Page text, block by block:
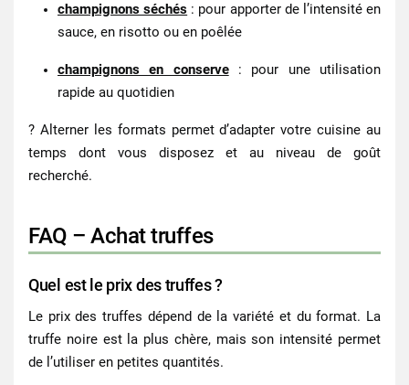
champignons séchés : pour apporter de l’intensité en
sauce, en risotto ou en poêlée
champignons en conserve: pour une utilisation
rapide au quotidien
? Alterner les formats permet d’adapter votre cuisine au
temps dont vous disposez et au niveau de goût
recherché.
FAQ – Achat truffes
Quel est le prix des truffes ?
Le prix des truffes dépend de la variété et du format. La
truffe noire est la plus chère, mais son intensité permet
de l’utiliser en petites quantités.